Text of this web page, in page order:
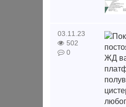
03.11.23
502
0